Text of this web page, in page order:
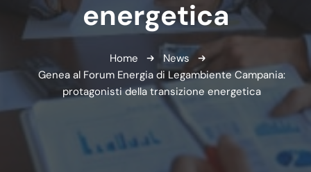
energetica
Home
News
Genea al Forum Energia di Legambiente Campania:
protagonisti della transizione energetica